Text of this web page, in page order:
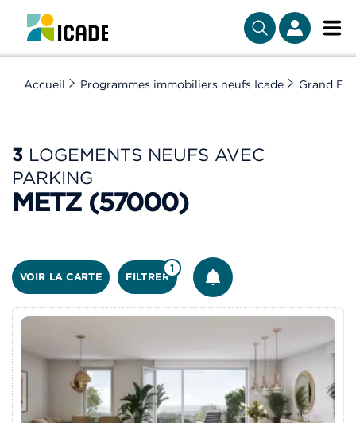
Accueil Programmes immobiliers neufs Icade Grand Est
3 LOGEMENTS NEUFS AVEC
PARKING
METZ (57000)
VOIR LA CARTE FILTRER
1
ÊTRE ALERTÉ